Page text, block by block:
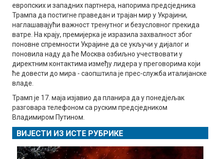
европских и западних партнера, напорима предсједника
Трампа да постигне праведан и трајан мир у Украјини,
наглашавајући важност тренутног и безусловног прекида
ватре. На крају, премијерка је изразила захвалност због
поновне спремности Украјине да се укључи у дијалог и
поновила наду да ће Москва озбиљно учествовати у
директним контактима између лидера у преговорима који
ће довести до мира - саопштила је прес-служба италијанске
владе.
Трамп је 17. маја изјавио да планира да у понедјељак
разговара телефоном са руским предсједником
Владимиром Путином.
ВИЈЕСТИ ИЗ ИСТЕ РУБРИКЕ